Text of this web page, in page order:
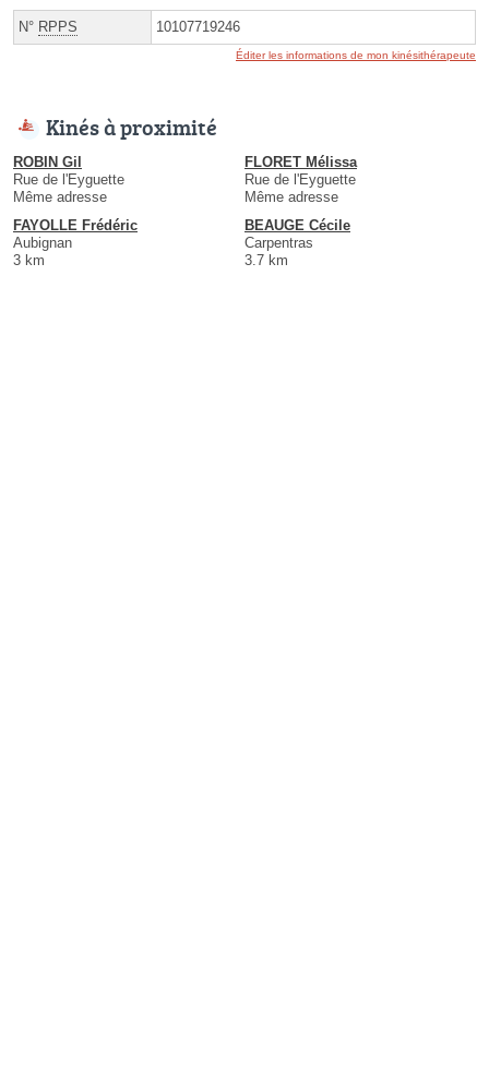
N° RPPS 10107719246
Éditer les informations de mon kinésithérapeute
Kinés à proximité
ROBIN Gil
Rue de l'Eyguette
Même adresse
FLORET Mélissa
Rue de l'Eyguette
Même adresse
FAYOLLE Frédéric
Aubignan
3 km
BEAUGE Cécile
Carpentras
3.7 km